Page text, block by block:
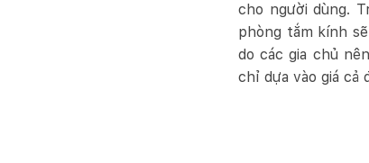
cho người dùng.
phòng tắm kính
do các gia chủ
chỉ dựa vào giá cả